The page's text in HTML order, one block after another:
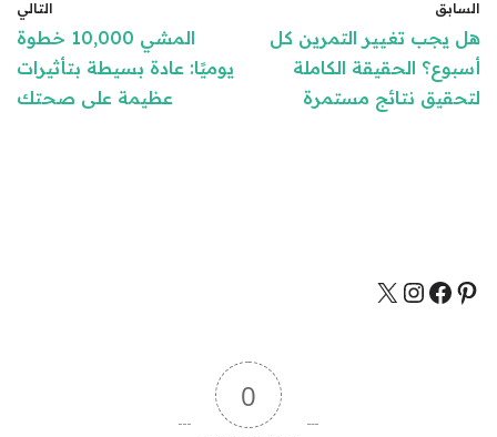
السابق
هل يجب تغيير التمرين كل
أسبوع؟ الحقيقة الكاملة
لتحقيق نتائج مستمرة
التالي
المشي 10,000 خطوة
يوميًا: عادة بسيطة بتأثيرات
عظيمة على صحتك
0